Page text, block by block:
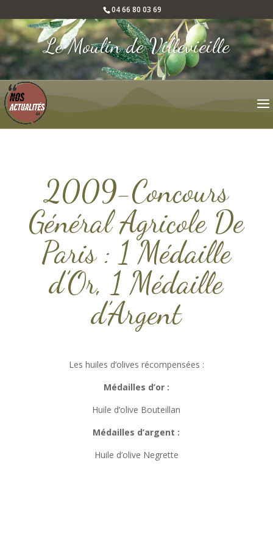
04 66 80 03 69
Le Moulin de Villevieille
2009-Concours
Général Agricole De
Paris : 1 Médaille
d’Or, 1 Médaille
d’Argent
Les huiles d’olives récompensées :
Médailles d’or :
Huile d’olive Bouteillan
Médailles d’argent :
Huile d’olive Negrette